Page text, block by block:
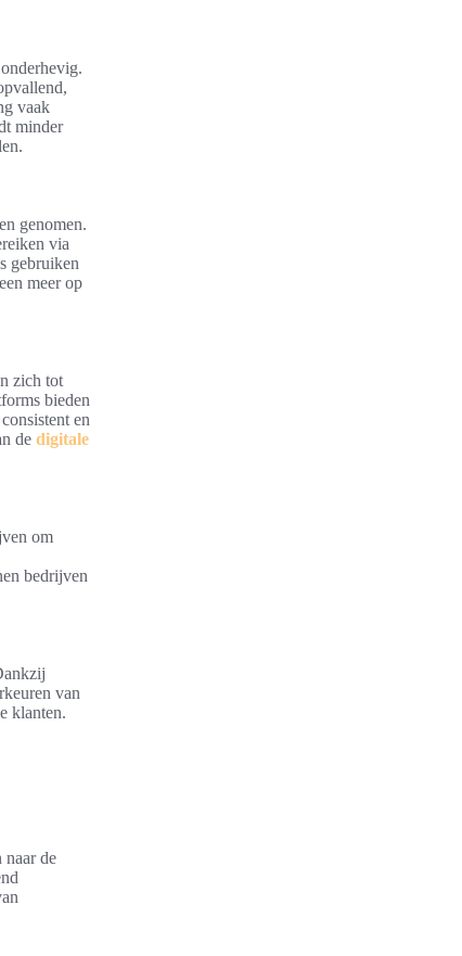
vaak
minder
genomen.
via
gebruiken
meer op
zich tot
bieden
en
de digitale
om
bedrijven
van
klanten.
naar de